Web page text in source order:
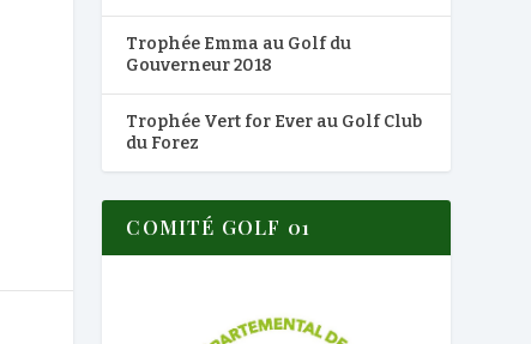
Trophée Emma au Golf du
Gouverneur 2018
Trophée Vert for Ever au Golf Club
du Forez
COMITÉ GOLF 01